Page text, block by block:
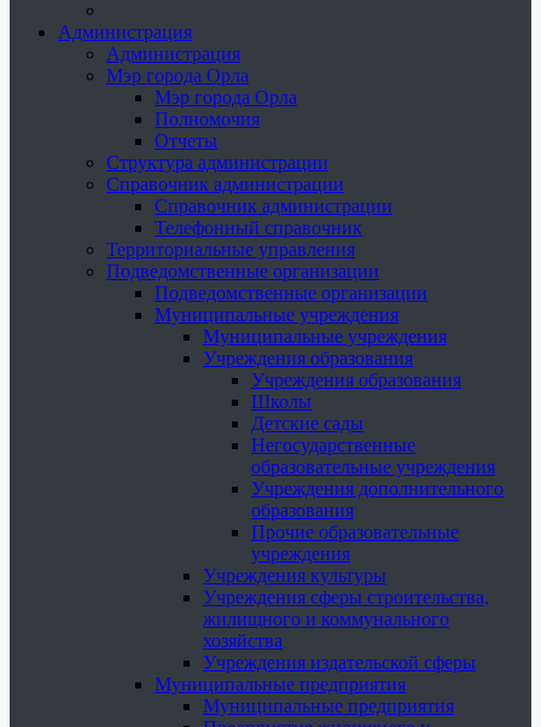
Администрация
Администрация
Мэр города Орла
Мэр города Орла
Полномочия
Отчеты
Структура администрации
Справочник администрации
Справочник администрации
Телефонный справочник
Территориальные управления
Подведомственные организации
Подведомственные организации
Муниципальные учреждения
Муниципальные учреждения
Учреждения образования
Учреждения образования
Школы
Детские сады
Негосударственные
образовательные учреждения
Учреждения дополнительного
образования
Прочие образовательные
учреждения
Учреждения культуры
Учреждения сферы строительства,
жилищного и коммунального
хозяйства
Учреждения издательской сферы
Муниципальные предприятия
Муниципальные предприятия